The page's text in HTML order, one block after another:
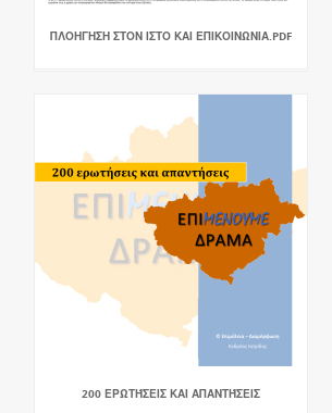
ΠΛΟΗΓΗΣΗ ΣΤΟΝ ΙΣΤΟ ΚΑΙ ΕΠΙΚΟΙΝΩΝΙΑ.PDF
200 ΕΡΩΤΉΣΕΙΣ ΚΑΙ ΑΠΑΝΤΉΣΕΙΣ